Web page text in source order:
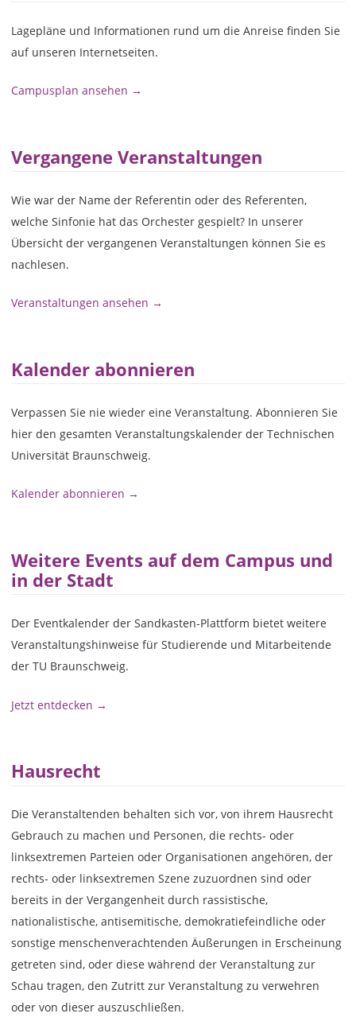
Lagepläne und Informationen rund um die Anreise finden Sie
auf unseren Internetseiten.
Campusplan ansehen →
Vergangene Veranstaltungen
Wie war der Name der Referentin oder des Referenten,
welche Sinfonie hat das Orchester gespielt? In unserer
Übersicht der vergangenen Veranstaltungen können Sie es
nachlesen.
Veranstaltungen ansehen →
Kalender abonnieren
Verpassen Sie nie wieder eine Veranstaltung. Abonnieren Sie
hier den gesamten Veranstaltungskalender der Technischen
Universität Braunschweig.
Kalender abonnieren →
Weitere Events auf dem Campus und
in der Stadt
Der Eventkalender der Sandkasten-Plattform bietet weitere
Veranstaltungshinweise für Studierende und Mitarbeitende
der TU Braunschweig.
Jetzt entdecken →
Hausrecht
Die Veranstaltenden behalten sich vor, von ihrem Hausrecht
Gebrauch zu machen und Personen, die rechts- oder
linksextremen Parteien oder Organisationen angehören, der
rechts- oder linksextremen Szene zuzuordnen sind oder
bereits in der Vergangenheit durch rassistische,
nationalistische, antisemitische, demokratiefeindliche oder
sonstige menschenverachtenden Äußerungen in Erscheinung
getreten sind, oder diese während der Veranstaltung zur
Schau tragen, den Zutritt zur Veranstaltung zu verwehren
oder von dieser auszuschließen.